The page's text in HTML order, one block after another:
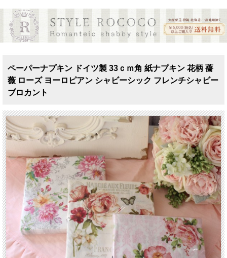
ペーパーナプキン ドイツ製 33ｃｍ角 紙ナプキン 花柄 薔
薇 ローズ ヨーロピアン シャビーシック フレンチシャビー
ブロカント